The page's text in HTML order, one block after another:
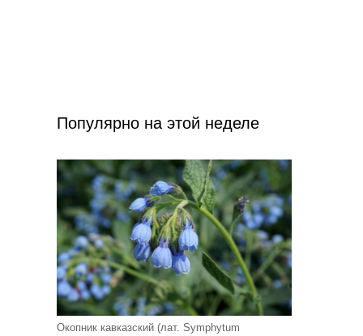
Популярно на этой неделе
Окопник кавказский (лат. Symphytum